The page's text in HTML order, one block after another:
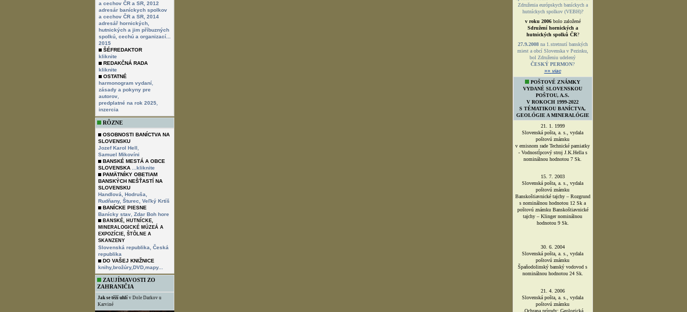
a cechov ČR a SR, 2012
adresár baníckych spolkov
a cechov ČR a SR, 2014
adresář hornických,
hutnických a jim příbuzných
spolkú, cechú a organizací...
2015
ŠÉFREDAKTOR
kliknite
REDAKČNÁ RADA
kliknite
OSTATNÉ
harmonogram vydaní,
zásady a pokyny pre
autorov,
predplatné na rok 2025,
inzercia
RÔZNE
OSOBNOSTI BANÍCTVA NA
SLOVENSKU
Jozef Karol Hell
Samuel Mikovíni
BANSKÉ MESTÁ A OBCE
SLOVENSKA
...kliknite
PAMÄTNÍKY OBETIAM
BANSKÝCH NEŠŤASTÍ NA
SLOVENSKU
Handlová,
Hodruša,
Rudňany, Šturec,
Veľký Krtíš
BANÍCKE PIESNE
Banícky stav, Zdar Boh hore
BANSKÉ, HUTNÍCKE,
MINERALOGICKÉ MÚZEÁ A
EXPOZÍCIE, ŠTÔLNE A
SKANZENY
Slovenská republika,
Česká
republika
DO VAŠEJ KNIŽNICE
knihy,brožúry,DVD,mapy...
ZAUJÍMAVOSTI ZO
ZAHRANIČIA
Jak se těží uhlív Dole Darkov u
Karviné
automatický update
počas otvorenia burzy
PREVODNÍK MIEN
- podľa aktuálnych
výmenných kurzov
ŠABLÓNA
SPRÁVNEHO TVARU
BANÍCKEHO ZNAKU !
Stiahnite si šablónu vo formáte:
.eps .pdf
Stiahnite si šablónu vo formáte:
.cdr .eps .gif .tif
VIETE, ŽE...
od roku 2011 je 10. august
pamätným dňom Slovenskej
republiky- Deň obetí banských
nešťastí?
od 7.7.2007je Združenie baníckych
spolkov a cechov Slovenska členom
hutníckych spolkov (VEBH)?
v roku 2006bolo založené
Sdružení hornických a
hutnických spolků ČR?
27.9.2008
na 1.stretnutí banských
miest a obcí Slovenska v Pezinku,
bol Združeniu udelený
POŠTOVÉ ZNÁMKY
VYDANÉ SLOVENSKOU
POŠTOU, A.S.
V ROKOCH 1999-2022
S TÉMATIKOU BANÍCTVA,
21. 1. 1999
Slovenská pošta, a. s., vydala
poštovú známku
v emisnom rade Technické pamiatky